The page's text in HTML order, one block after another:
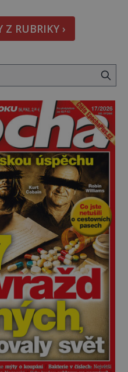
patří i římské
Pokud jde o vztah
chlubit. […]
Z RUBRIKY ›